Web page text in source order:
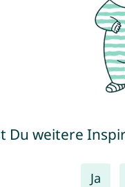
Du weitere
Ja